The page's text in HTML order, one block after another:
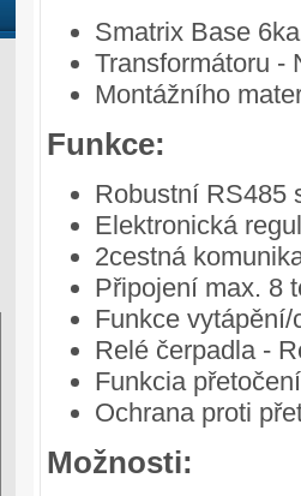
Smatrix Base
Transformátoru -
Montážního
Funkce:
Robustní RS485
Elektronická
2cestná
Připojení max. 8
Funkce
Relé čerpadla -
Funkcia
Ochrana proti
Možnosti: